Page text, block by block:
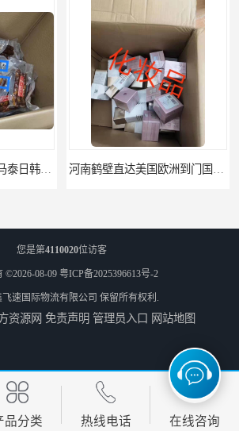
河南新乡国际物流新马泰日韩菲律宾老挝缅甸印尼柬埔寨双清包税 河南鹤壁直达美国欧洲到门国际快递药品口罩洗手液消毒水防护衣
河南鹤壁美森快船美国FBA专线海运国际物流双清包税 河南安阳欧美日加FBA空海运入仓DHL快递代理当日提取
您是第4110020位访客
©2026-08-09 粤ICP备2025396613号-2
速国际物流有限公司 保留所有权利.
资源网 免责声明 管理员入口 网站地图
品分类 热线电话 在线咨询